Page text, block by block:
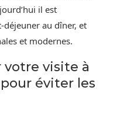
il est
au dîner, et
et modernes.
visite à
éviter les